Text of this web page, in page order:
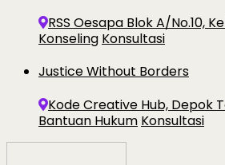
RSS Oesapa Blok A/No.10,
Konseling Konsultasi
Justice Without Borders
Kode Creative Hub, Depok
Bantuan Hukum Konsultasi